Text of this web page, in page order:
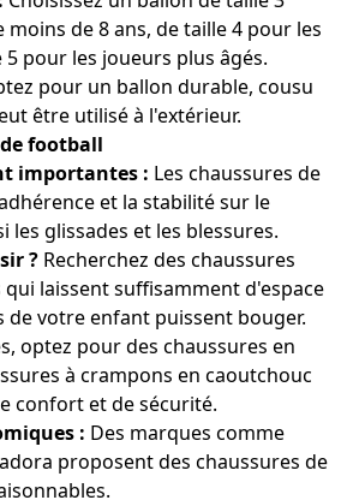
de 8 ans, de taille 4 pour les
5 pour les joueurs plus âgés.
pour un ballon durable, cousu
être utilisé à l'extérieur.
football
importantes : Les chaussures de
et la stabilité sur le
les glissades et les blessures.
? Recherchez des chaussures
qui laissent suffisamment d'espace
de votre enfant puissent bouger.
optez pour des chaussures en
à crampons en caoutchouc
confort et de sécurité.
: Des marques comme
proposent des chaussures de